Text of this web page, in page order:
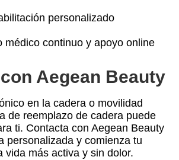
personalizado
médico continuo y apoyo online
Aegean Beauty
en la cadera o movilidad
de reemplazo de cadera puede
ti. Contacta con Aegean Beauty
personalizada y comienza tu
vida más activa y sin dolor.